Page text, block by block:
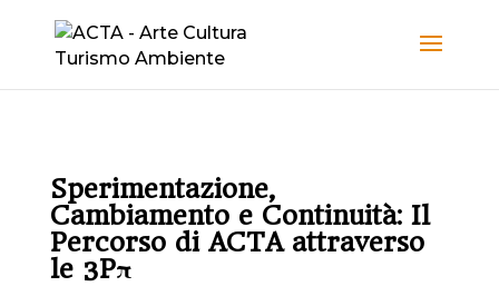
Sperimentazione,
Cambiamento e Continuità: Il
Percorso di ACTA attraverso
le 3Pπ